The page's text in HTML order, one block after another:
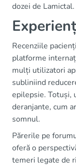
dozei de Lamictal.
Recenziile
platforme
mulți utilizatori
subliniind
epilepsie. Totuși,
deranjante, cum
somnul.
Părerile pe
oferă o
temeri legate de